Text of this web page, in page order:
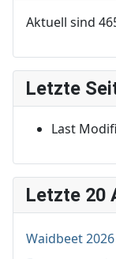
Aktuell sind
Letzte
Last
Letzte 20
Waidbeet 2026